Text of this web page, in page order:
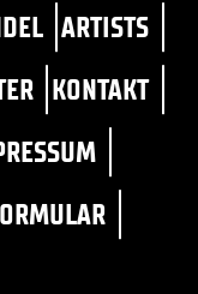
ARTISTS
KONTAKT